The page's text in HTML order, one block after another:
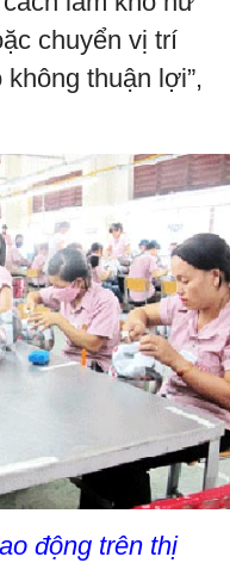
chuyển vị trí
thuận lợi”,
động trên thị